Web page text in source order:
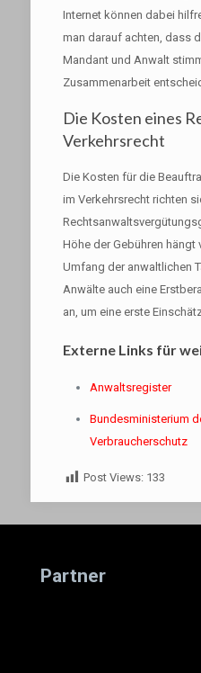
Internet können dabei
man darauf achten, dass
Mandant und Anwalt
Zusammenarbeit
Die Kosten eines
Verkehrsrecht
Die Kosten für die
im Verkehrsrecht richten
Höhe der Gebühren hängt
Umfang der anwaltlichen
Anwälte auch eine
an, um eine erste
Externe Links für
Anwaltsregister
Bundesministerium
Verbraucherschutz
Post Views: 133
Partner